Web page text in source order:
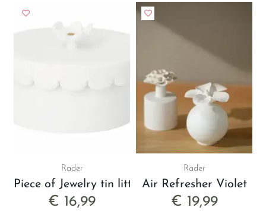
Rader
Piece of Jewelry tin little
€ 16,99
Rader
Air Refresher Violet
€ 19,99